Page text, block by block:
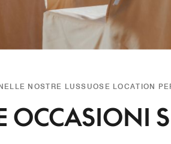
NOSTRE LUSSUOSE LOCATION
OCCASIONI